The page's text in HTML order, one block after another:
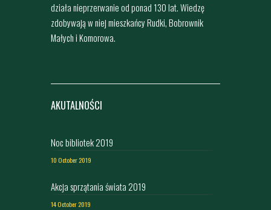
działa nieprzerwanie od ponad 130 lat. Wiedzę
zdobywają w niej mieszkańcy Rudki, Bobrownik
Małych i Komorowa.
AKUTALNOŚCI
Noc bibliotek 2019
10 October 2019
Akcja sprzątania świata 2019
14 October 2019